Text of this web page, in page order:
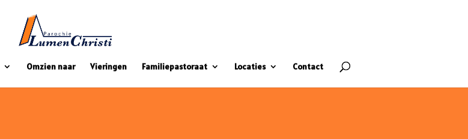
Omzien naar Vieringen Familiepastoraat Locaties Contact